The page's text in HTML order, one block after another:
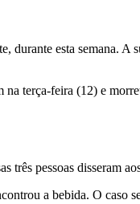
esta semana. A
terça-feira (12) e
três pessoas disseram
a bebida. O caso